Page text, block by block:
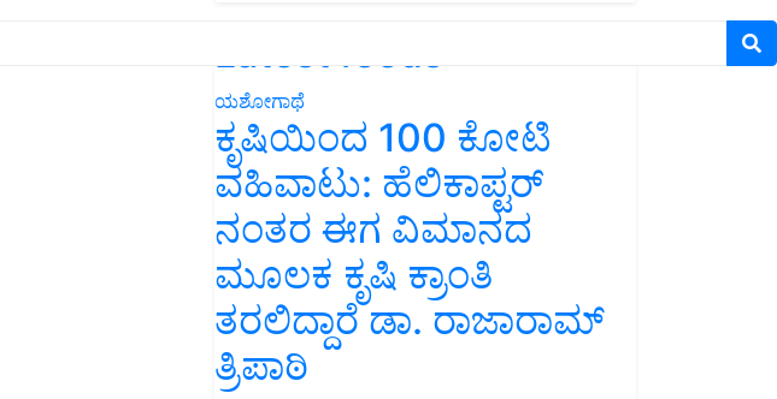
Latest feeds
ಯಶೋಗಾಥೆ
ಕೃಷಿಯಿಂದ 100 ಕೋಟಿ
ವಹಿವಾಟು: ಹೆಲಿಕಾಪ್ಟರ್
ನಂತರ ಈಗ ವಿಮಾನದ
ಮೂಲಕ ಕೃಷಿ ಕ್ರಾಂತಿ
ತರಲಿದ್ದಾರೆ ಡಾ. ರಾಜಾರಾಮ್
ತ್ರಿಪಾಠಿ